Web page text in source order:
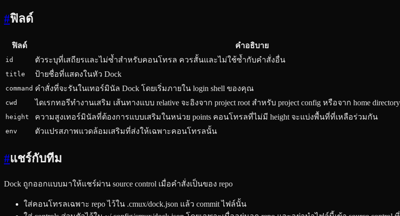
#ฟิลด์
ฟิลด์ คำอธิบาย
id ตัวระบุที่เสถียรและไม่ซ้ำสำหรับคอนโทรล ควรสั้นและไม่ใช้ซ้ำกับคำสั่งอื่น
title ป้ายชื่อที่แสดงในหัว Dock
command คำสั่งที่จะรันในเทอร์มินัล Dock โดยเริ่มภายใน login shell ของคุณ
cwd ไดเรกทอรีทำงานเสริม เส้นทางแบบ relative จะอิงจาก project root สำหรับ project config หรือจาก home
height ความสูงเทอร์มินัลที่ต้องการแบบเสริมในหน่วย points คอนโทรลที่ไม่มี height จะแบ่งพื้นที่ที่เหลือร่วมกัน
env ตัวแปรสภาพแวดล้อมเสริมที่ส่งให้เฉพาะคอนโทรลนั้น
#แชร์กับทีม
Dock ถูกออกแบบมาให้แชร์ผ่าน source control เมื่อคำสั่งเป็นของ repo
ใส่คอนโทรลเฉพาะ repo ไว้ใน .cmux/dock.json แล้ว commit ไฟล์นั้น